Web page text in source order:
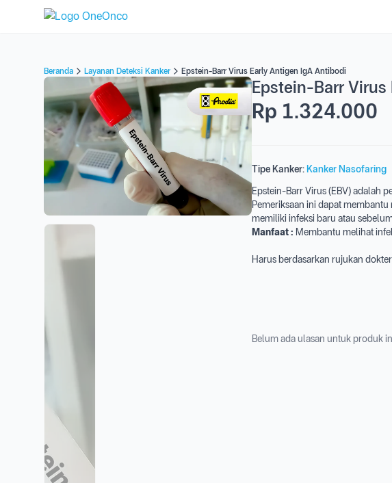
Beranda Layanan Deteksi Kanker Epstein-Barr Virus Early Antigen IgA Antibodi
Epstein-Barr
Rp 1.324.000
Tipe Kanker: Kanker Nasofaring
Epstein-Barr Virus (EBV) adalah
Pemeriksaan ini dapat
memiliki infeksi baru atau
Manfaat : Membantu melihat
Harus berdasarkan rujukan dokter
Belum ada ulasan untuk produk